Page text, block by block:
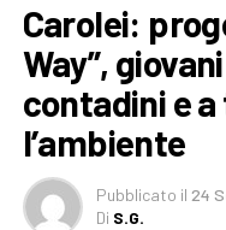
Carolei:
Way”,
contadini e
l’ambiente
Pubblicato il 24
Di S.G.